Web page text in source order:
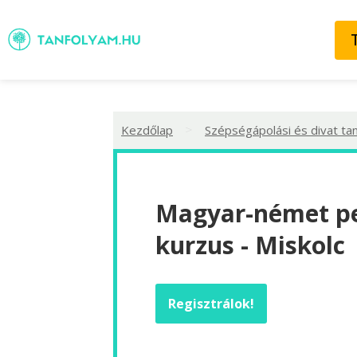
Kezdőlap Szépségápolási és divat
Magyar-német
kurzus - Miskolc
Regisztrálok!